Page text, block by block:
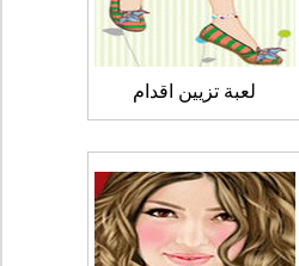
لعبة تزيين اقدام